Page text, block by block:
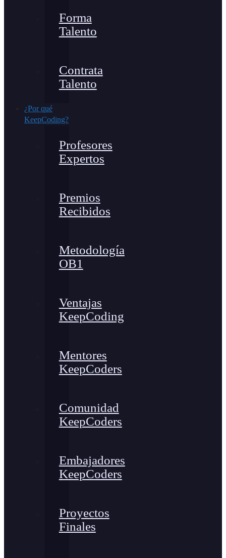
Forma
Talento
Contrata
Talento
¿Por qué
KeepCoding?
Profesores
Expertos
Premios
Recibidos
Metodología
OB1
Ventajas
KeepCoding
Mentores
KeepCoders
Comunidad
KeepCoders
Embajadores
KeepCoders
Proyectos
Finales